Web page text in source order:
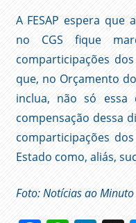
A FESAP espera que
no CGS fique
comparticipações
que, no Orçamento
inclua, não só essa
compensação dessa
comparticipações
Estado como, aliás,
Foto: Notícias ao Minuto